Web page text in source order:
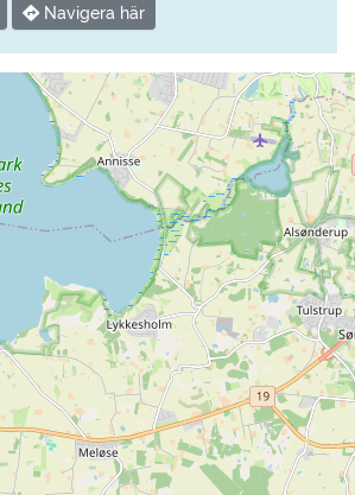
Navigera här